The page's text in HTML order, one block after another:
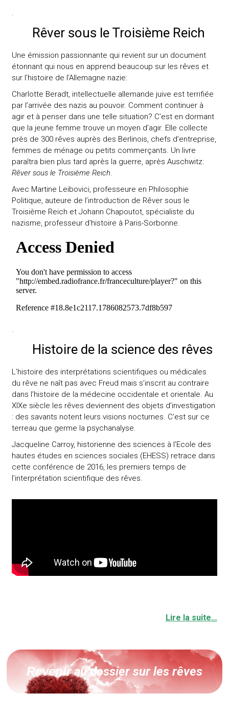
.
Rêver sous le Troisième Reich
Une émission passionnante qui revient sur un document
étonnant qui nous en apprend beaucoup sur les rêves et
sur l’histoire de l’Allemagne nazie:
Charlotte Beradt, intellectuelle allemande juive est terrifiée
par l’arrivée des nazis au pouvoir. Comment continuer à
agir et à penser dans une telle situation? C’est en dormant
que la jeune femme trouve un moyen d’agir. Elle collecte
près de 300 rêves auprès des Berlinois, chefs d’entreprise,
femmes de ménage ou petits commerçants. Un livre
paraîtra bien plus tard après la guerre, après Auschwitz:
Rêver sous le Troisième Reich.
Avec Martine Leibovici, professeure en Philosophie
Politique, auteure de l’introduction de Rêver sous le
Troisième Reich et Johann Chapoutot, spécialiste du
nazisme, professeur d’histoire à Paris-Sorbonne.
.
Histoire de la science des rêves
L’histoire des interprétations scientifiques ou médicales
du rêve ne naît pas avec Freud mais s’inscrit au contraire
dans l’histoire de la médecine occidentale et orientale. Au
XIXe siècle les rêves deviennent des objets d’investigation
: des savants notent leurs visions nocturnes. C’est sur ce
terreau que germe la psychanalyse.
Jacqueline Carroy, historienne des sciences à l’Ecole des
hautes études en sciences sociales (EHESS) retrace dans
cette conférence de 2016, les premiers temps de
l’interprétation scientifique des rêves.
Lire la suite…
Revenirau dossier sur les rêves